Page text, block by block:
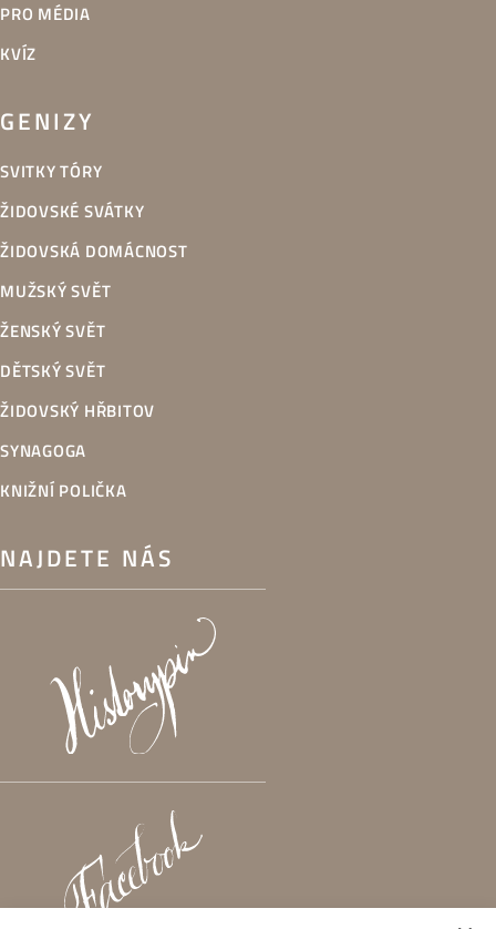
PRO MÉDIA
KVÍZ
GENIZY
SVITKY TÓRY
ŽIDOVSKÉ SVÁTKY
ŽIDOVSKÁ DOMÁCNOST
MUŽSKÝ SVĚT
ŽENSKÝ SVĚT
DĚTSKÝ SVĚT
ŽIDOVSKÝ HŘBITOV
SYNAGOGA
KNIŽNÍ POLIČKA
NAJDETE NÁS